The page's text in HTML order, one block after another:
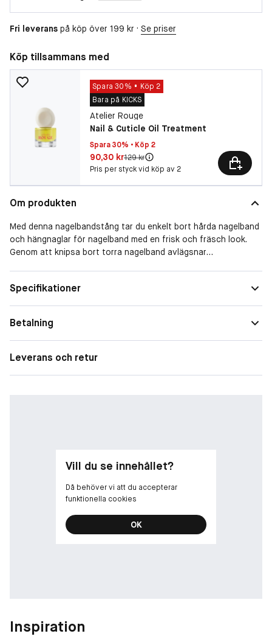
Fri leverans på köp över 199 kr · Se priser
Köp tillsammans med
Spara 30%
Köp 2
Bara på KICKS
Atelier Rouge
Nail & Cuticle Oil Treatment
Spara 30% • Köp 2
Pris: 90,30 kr
90,30 krOriginal pris:
129 kr
Pris per styck vid köp av 2
Om produkten
Med denna nagelbandstång tar du enkelt bort hårda nagelband
och hängnaglar för nagelband med en frisk och fräsch look.
Genom att knipsa bort torra nagelband avlägsnar
jämn resultat. De rundade skänklarna möjliggör ett smidigt och
stadigt grepp.
Specifikationer
Betalning
Leverans och retur
Vill du se innehållet?
Då behöver vi att du accepterar
funktionella cookies
OK
Inspiration